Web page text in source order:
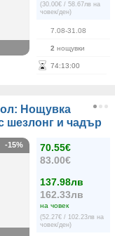
(30.00€ / 58.67лв на
човек/ден)
7.08-31.08
2 нощувки
74:13:00
Нощувка
шезлонг и чадър
70.55€
83.00€
137.98лв
162.33лв
на човек
(52.27€ / 102.23лв на
човек/ден)
-15%